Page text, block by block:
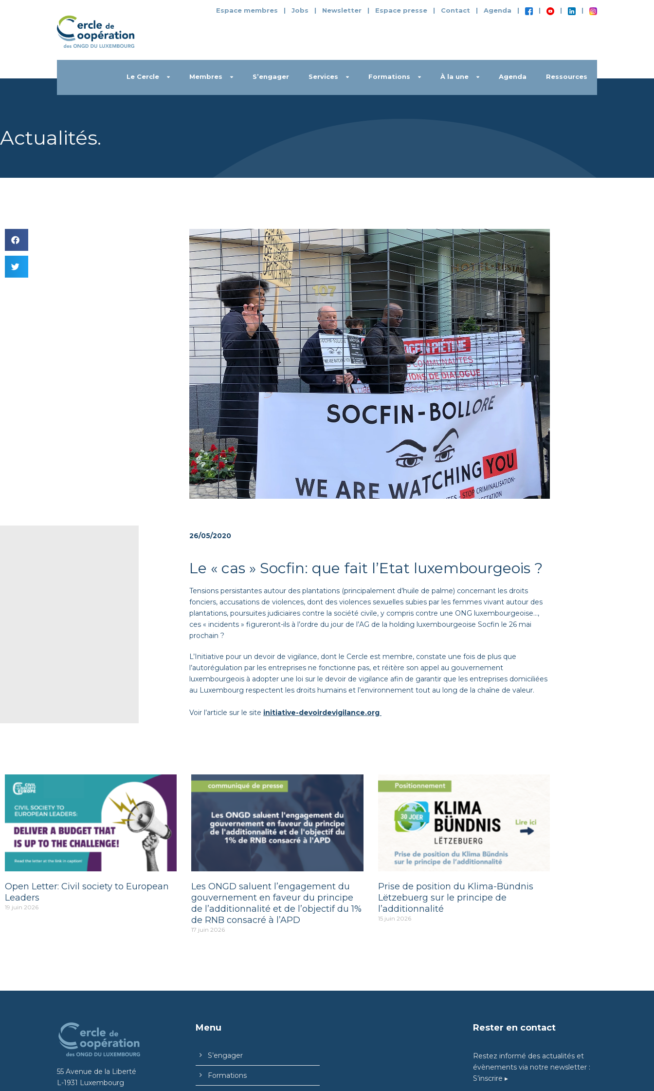
Espace membres | Jobs | Newsletter | Espace presse | Contact | Agenda | | | |
Le Cercle Membres S’engager Services Formations À la une Agenda Ressources
Actualités.
26/05/2020
Le « cas » Socfin: que fait l’Etat luxembourgeois ?
Tensions persistantes autour des plantations (principalement d’huile de palme) concernant les droits
fonciers, accusations de violences, dont des violences sexuelles subies par les femmes vivant autour des
plantations, poursuites judiciaires contre la société civile, y compris contre une ONG luxembourgeoise…,
ces « incidents » figureront-ils à l’ordre du jour de l’AG de la holding luxembourgeoise Socfin le 26 mai
prochain ?
L’Initiative pour un devoir de vigilance, dont le Cercle est membre, constate une fois de plus que
l’autorégulation par les entreprises ne fonctionne pas, et réitère son appel au gouvernement
luxembourgeois à adopter une loi sur le devoir de vigilance afin de garantir que les entreprises domiciliées
au Luxembourg respectent les droits humains et l’environnement tout au long de la chaîne de valeur.
Voir l’article sur le site initiative-devoirdevigilance.org
Open Letter: Civil society to European
Leaders
19 juin 2026
Les ONGD saluent l’engagement du
gouvernement en faveur du principe
de l’additionnalité et de l’objectif du 1%
de RNB consacré à l’APD
17 juin 2026
Prise de position du Klima-Bündnis
Lëtzebuerg sur le principe de
l’additionnalité
15 juin 2026
55 Avenue de la Liberté
L-1931 Luxembourg
Menu
S’engager
Formations
Rester en contact
Restez informé des actualités et
évènements via notre newsletter :
S’inscrire ▸